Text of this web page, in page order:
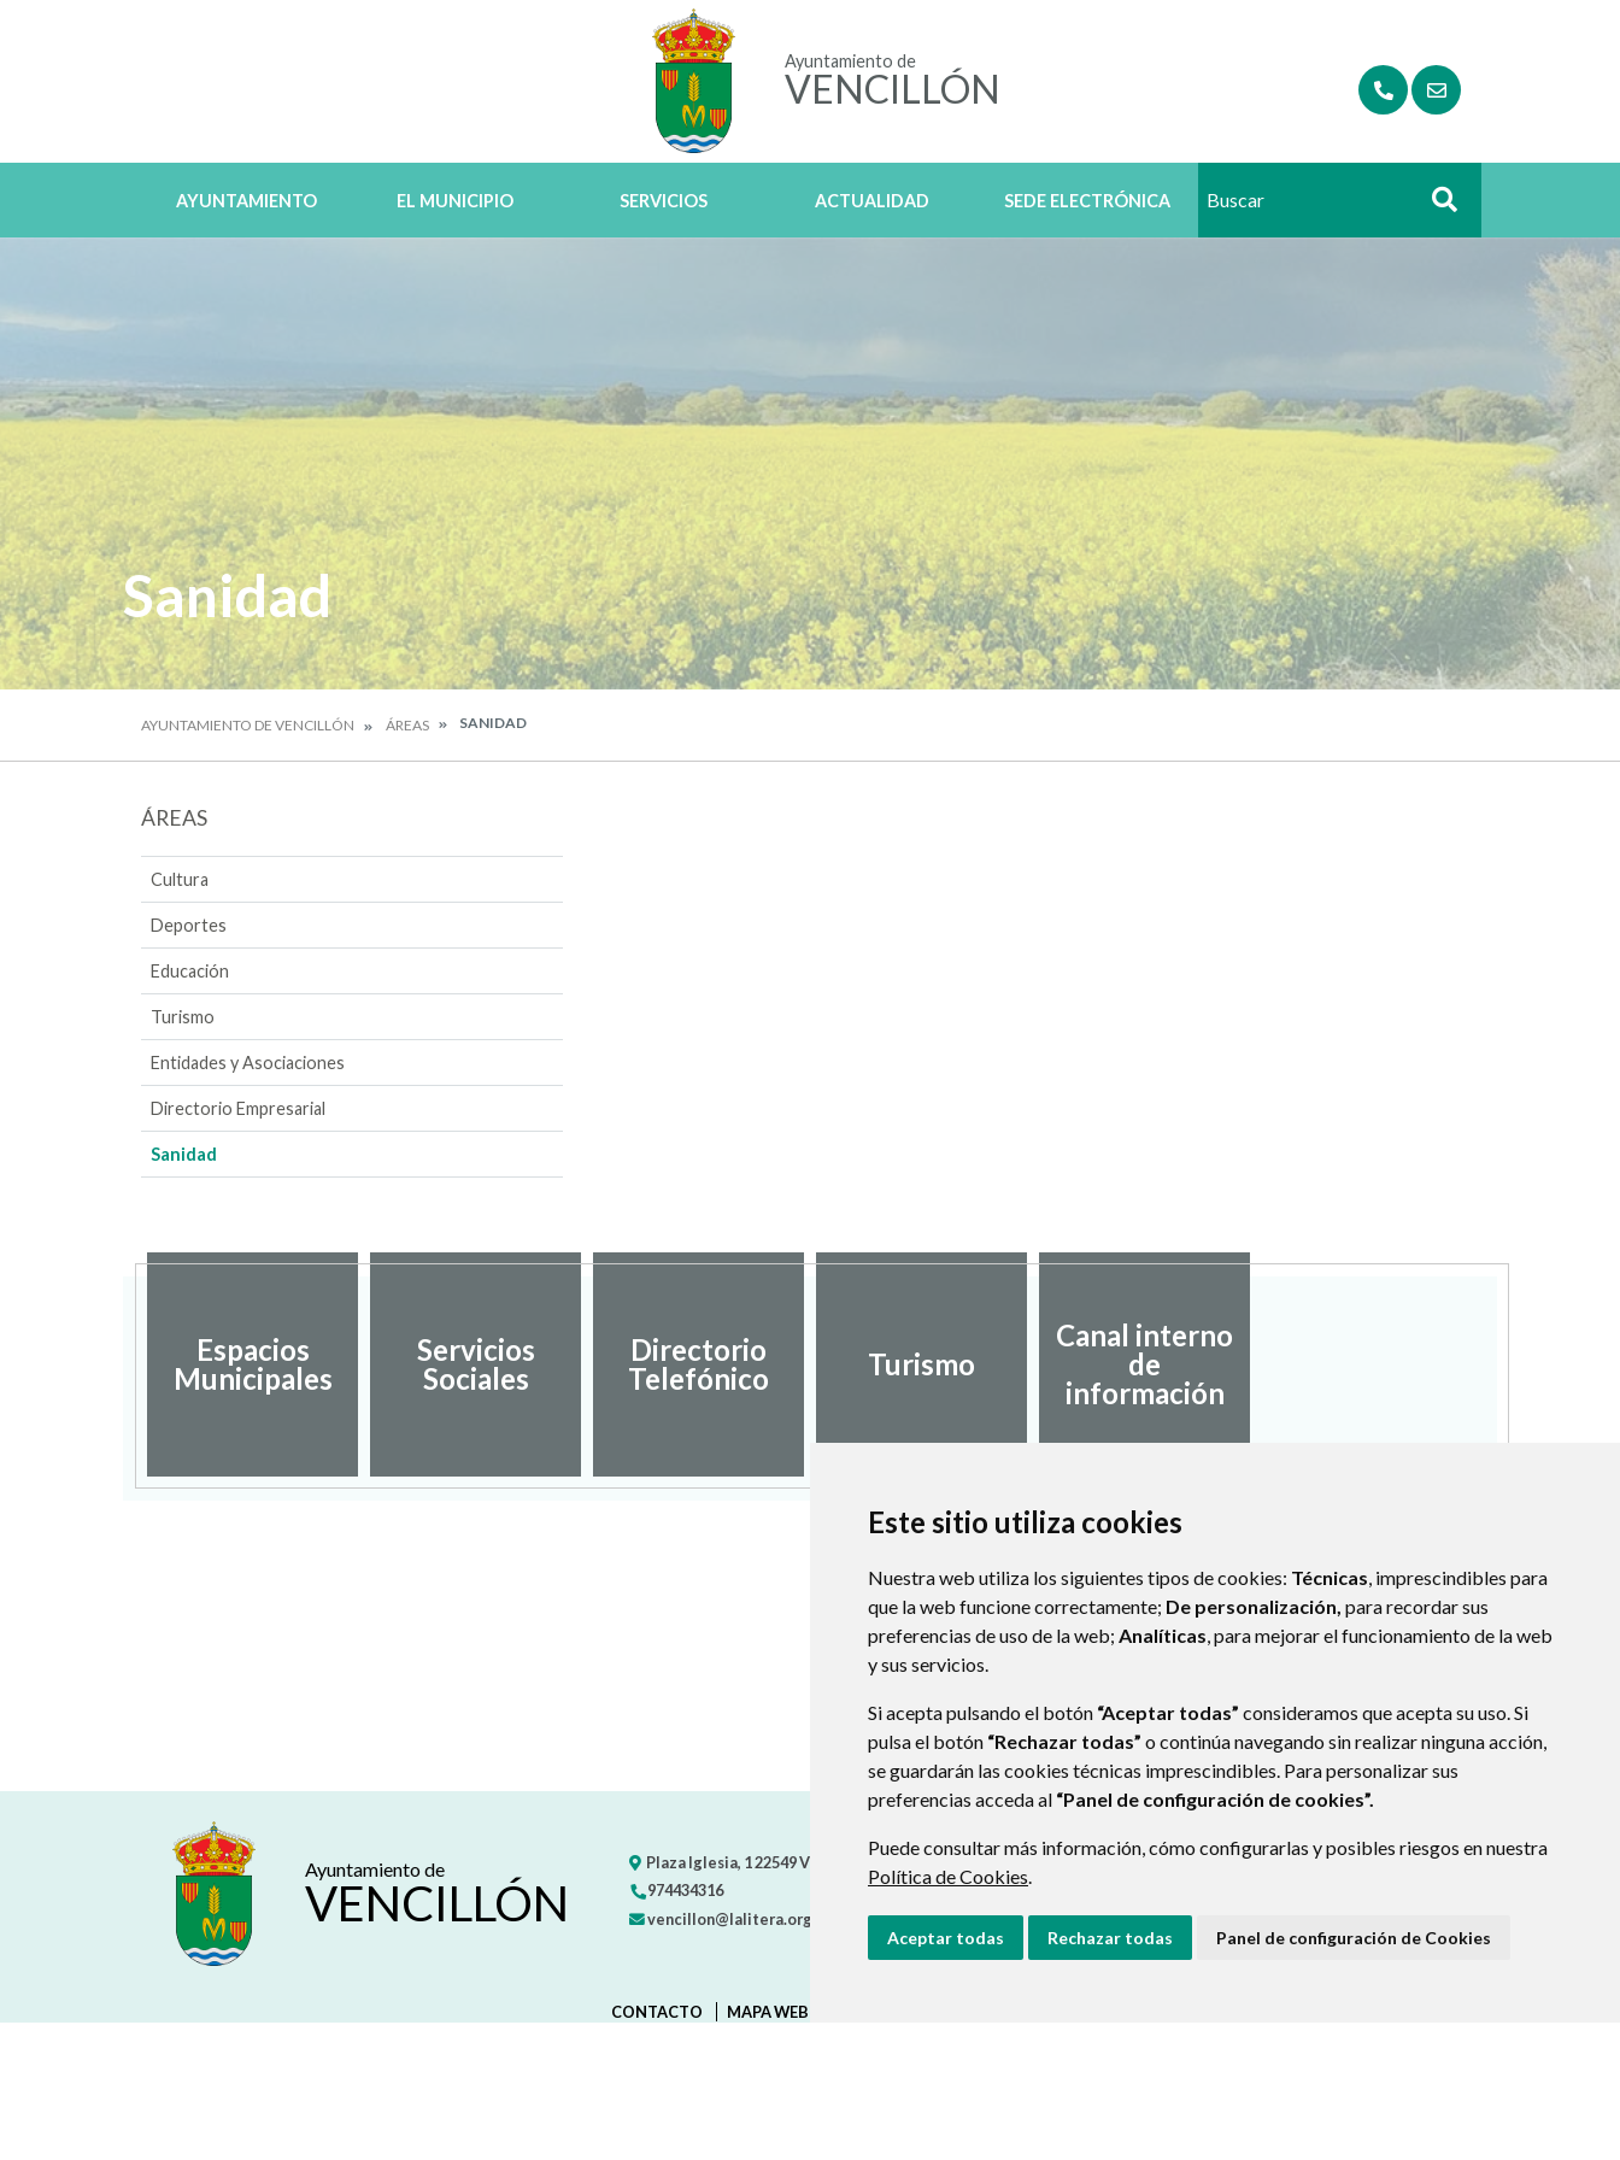
Este sitio utiliza cookies
Nuestra web utiliza los siguientes tipos de cookies: Técnicas, imprescindibles para
que la web funcione correctamente; De personalización, para recordar sus
preferencias de uso de la web; Analíticas, para mejorar el funcionamiento de la web
y sus servicios.
Si acepta pulsando el botón “Aceptar todas” consideramos que acepta su uso. Si
pulsa el botón “Rechazar todas” o continúa navegando sin realizar ninguna acción,
se guardarán las cookies técnicas imprescindibles. Para personalizar sus
preferencias acceda al “Panel de configuración de cookies”.
Puede consultar más información, cómo configurarlas y posibles riesgos en nuestra
Política de Cookies.
Aceptar todas Rechazar todas Panel de configuración de Cookies
Ayuntamiento de
VENCILLÓN
AYUNTAMIENTO EL MUNICIPIO SERVICIOS ACTUALIDAD SEDE ELECTRÓNICA Buscar
Sanidad
AYUNTAMIENTO DE VENCILLÓN ÁREAS SANIDAD
ÁREAS
Cultura
Deportes
Educación
Turismo
Entidades y Asociaciones
Directorio Empresarial
Sanidad
Espacios
Municipales
Servicios
Sociales
Directorio
Telefónico
Turismo
Canal interno
de
información
Ayuntamiento de
VENCILLÓN
Plaza Iglesia, 122549VENCILLÓN
974434316
vencillon@lalitera.org
CONTACTO MAPA WEB